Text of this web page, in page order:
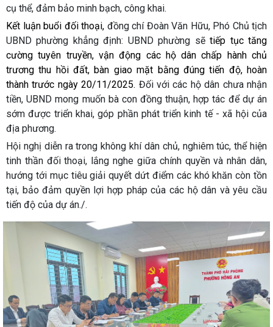
cụ thể, đảm bảo minh bạch, công khai.
Kết luận buổi đối thoại, đồng chí Đoàn Văn Hữu, Phó Chủ tịch
UBND phường khẳng định: UBND phường sẽtiếp tục tăng
cường tuyên truyền, vận động các hộ dân chấp hành chủ
trương thu hồi đất, bàn giao mặt bằng đúng tiến độ, hoàn
thành trước ngày 20/11/2025. Đối với các hộ dân chưa nhận
tiền, UBND mong muốn bà con đồng thuận, hợp tác để dự án
sớm được triển khai, góp phần phát triển kinh tế - xã hội của
địa phương.
Hội nghị diễn ra trong không khí dân chủ, nghiêm túc, thể hiện
tinh thần đối thoại, lắng nghe giữa chính quyền và nhân dân,
hướng tới mục tiêu giải quyết dứt điểm các khó khăn còn tồn
tại, bảo đảm quyền lợi hợp pháp của các hộ dân và yêu cầu
tiến độ của dự án./.